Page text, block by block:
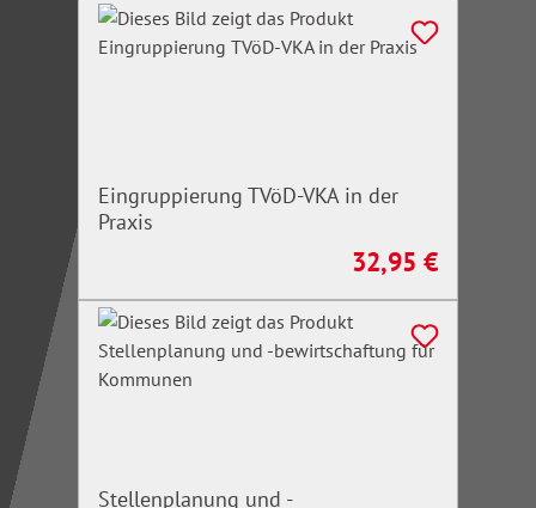
Eingruppierung TVöD-VKA in der
Praxis
Regulärer Preis:
32,95 €
Stellenplanung und -